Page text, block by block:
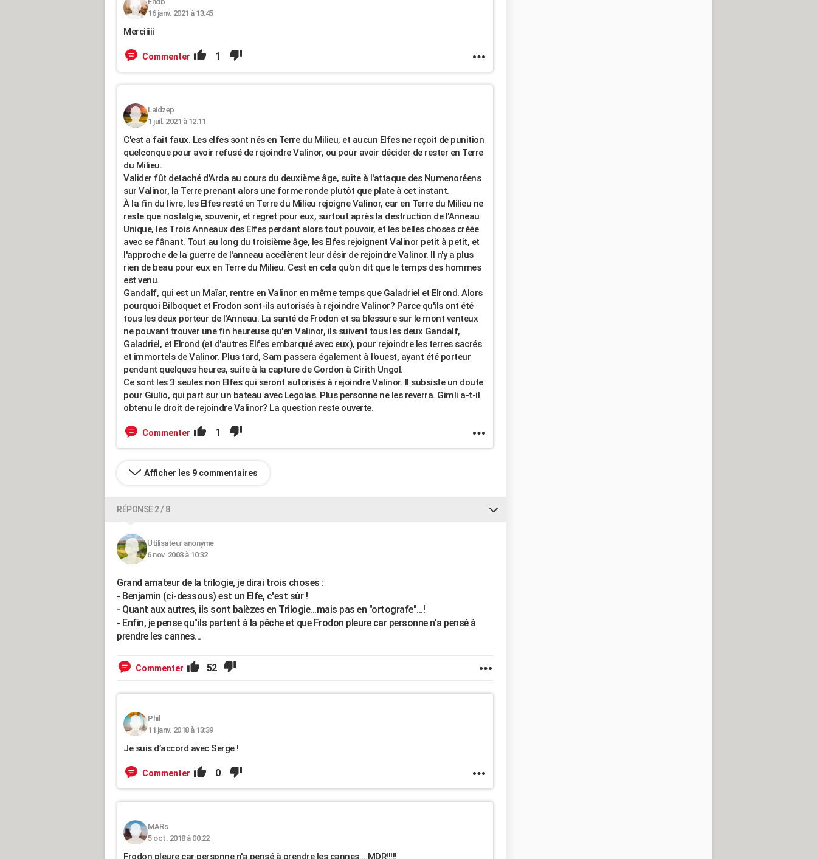
16 janv. 2021 à 13:45
Merciiiii
Commenter 1
Laidzep
1 juil. 2021 à 12:11
C'est a fait faux. Les elfes sont nés en Terre du Milieu, et aucun Elfes ne reçoit de punition
quelconque pour avoir refusé de rejoindre Valinor, ou pour avoir décider de rester en Terre
du Milieu.
Valider fût detaché d'Arda au cours du deuxième âge, suite à l'attaque des Numenoréens
sur Valinor, la Terre prenant alors une forme ronde plutôt que plate à cet instant.
À la fin du livre, les Elfes resté en Terre du Milieu rejoigne Valinor, car en Terre du Milieu ne
reste que nostalgie, souvenir, et regret pour eux, surtout après la destruction de l'Anneau
Unique, les Trois Anneaux des Elfes perdant alors tout pouvoir, et les belles choses créée
avec se fânant. Tout au long du troisième âge, les Elfes rejoignent Valinor petit à petit, et
l'approche de la guerre de l'anneau accélèrent leur désir de rejoindre Valinor. Il n'y a plus
rien de beau pour eux en Terre du Milieu. Cest en cela qu'on dit que le temps des hommes
est venu.
Gandalf, qui est un Maïar, rentre en Valinor en même temps que Galadriel et Elrond. Alors
pourquoi Bilboquet et Frodon sont-ils autorisés à rejoindre Valinor? Parce qu'ils ont été
tous les deux porteur de l'Anneau. La santé de Frodon et sa blessure sur le mont venteux
ne pouvant trouver une fin heureuse qu'en Valinor, ils suivent tous les deux Gandalf,
Galadriel, et Elrond (et d'autres Elfes embarqué avec eux), pour rejoindre les terres sacrés
et immortels de Valinor. Plus tard, Sam passera également à l'ouest, ayant été porteur
pendant quelques heures, suite à la capture de Gordon à Cirith Ungol.
Ce sont les 3 seules non Elfes qui seront autorisés à rejoindre Valinor. Il subsiste un doute
pour Giulio, qui part sur un bateau avec Legolas. Plus personne ne les reverra. Gimli a-t-il
obtenu le droit de rejoindre Valinor? La question reste ouverte.
Commenter 1
Afficher les 9 commentaires
RÉPONSE 2 / 8
Utilisateur anonyme
6 nov. 2008 à 10:32
Grand amateur de la trilogie, je dirai trois choses :
- Benjamin (ci-dessous) est un Elfe, c'est sûr !
- Quant aux autres, ils sont balèzes en Trilogie...mais pas en "ortografe"...!
- Enfin, je pense qu"ils partent à la pêche et que Frodon pleure car personne n'a pensé à
prendre les cannes...
Commenter 52
Phil
11 janv. 2018 à 13:39
Je suis d’accord avec Serge !
Commenter 0
MARs
5 oct. 2018 à 00:22
Frodon pleure car personne n'a pensé à prendre les cannes... MDR!!!!!